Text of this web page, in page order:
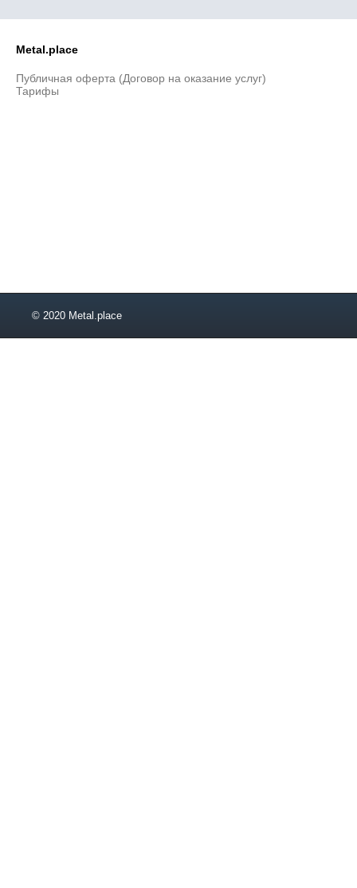
Metal.place
Публичная оферта (Договор на оказание услуг)
Тарифы
© 2020 Metal.place